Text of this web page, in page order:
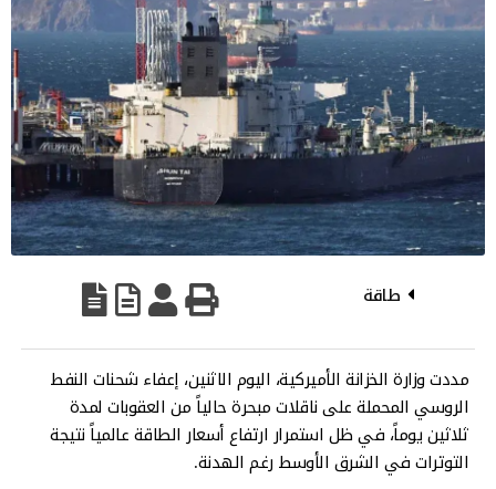
طاقة
مددت وزارة الخزانة الأميركية، اليوم الاثنين، إعفاء شحنات النفط
الروسي المحملة على ناقلات مبحرة حالياً من العقوبات لمدة
ثلاثين يوماً، في ظل استمرار ارتفاع أسعار الطاقة عالمياً نتيجة
التوترات في الشرق الأوسط رغم الهدنة.